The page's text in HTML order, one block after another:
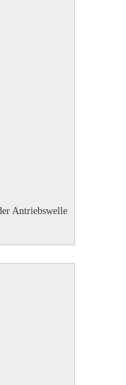
Antriebswelle